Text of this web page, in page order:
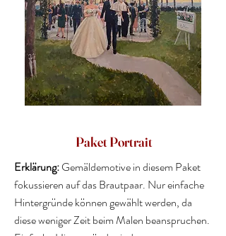
Paket Portrait
Erklärung:Gemäldemotive in diesem Paket
fokussieren auf das Brautpaar. Nur einfache
Hintergründe können gewählt werden, da
diese weniger Zeit beim Malen beanspruchen.